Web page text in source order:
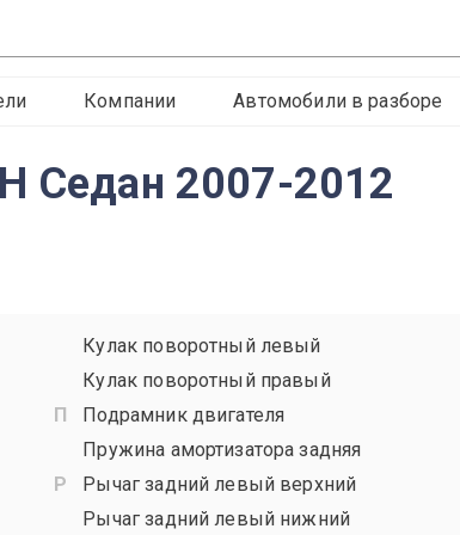
Компании Автомобили в разборе
Седан 2007-2012
Кулак поворотный левый
Кулак поворотный правый
Подрамник двигателя
Пружина амортизатора задняя
Рычаг задний левый верхний
Рычаг задний левый нижний